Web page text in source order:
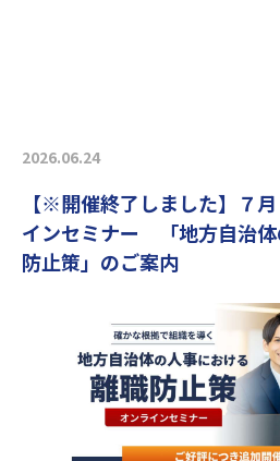
2026.06.24
【※開催終了しました】７
インセミナー 「地方自治
防止策」のご案内